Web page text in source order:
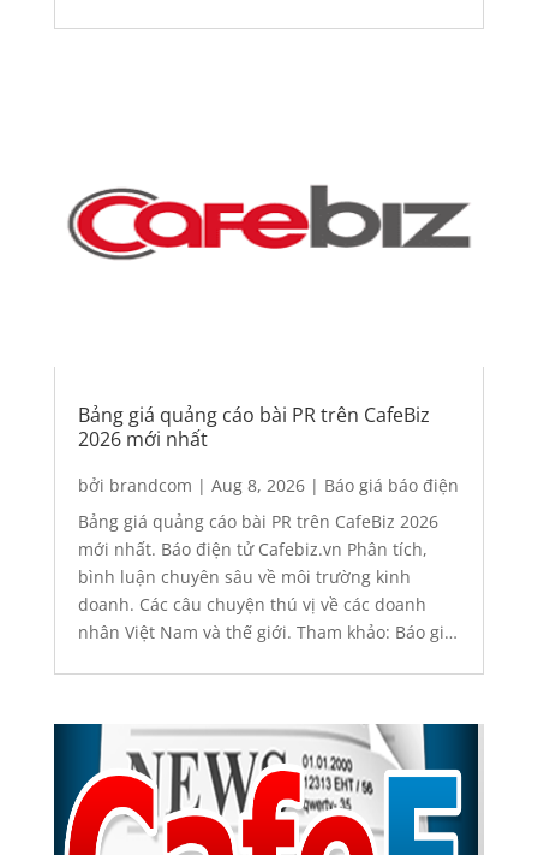
Bảng giá quảng cáo bài PR trên CafeBiz
2026 mới nhất
bởi brandcom | Aug 8, 2026| Báo giá báo điện
tử,Báo giá quảng cáo,Quảng cáo,Quảng cáo
báo điện tử
Bảng giá quảng cáo bài PR trên CafeBiz 2026
mới nhất. Báo điện tử Cafebiz.vn Phân tích,
bình luận chuyên sâu về môi trường kinh
doanh. Các câu chuyện thú vị về các doanh
nhân Việt Nam và thế giới. Tham khảo: Báo giá